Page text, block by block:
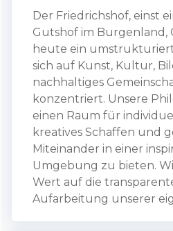
Der Friedrichshof, einst
Gutshof im Burgenland,
heute ein
sich auf Kunst, Kultur,
nachhaltiges
konzentriert. Unsere
einen Raum für
kreatives Schaffen und
Miteinander in einer
Umgebung zu bieten.
Wert auf die
Aufarbeitung unserer